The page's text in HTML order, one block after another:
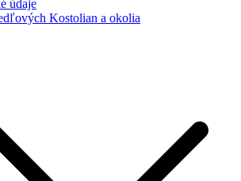
údaje
Kostolian a okolia